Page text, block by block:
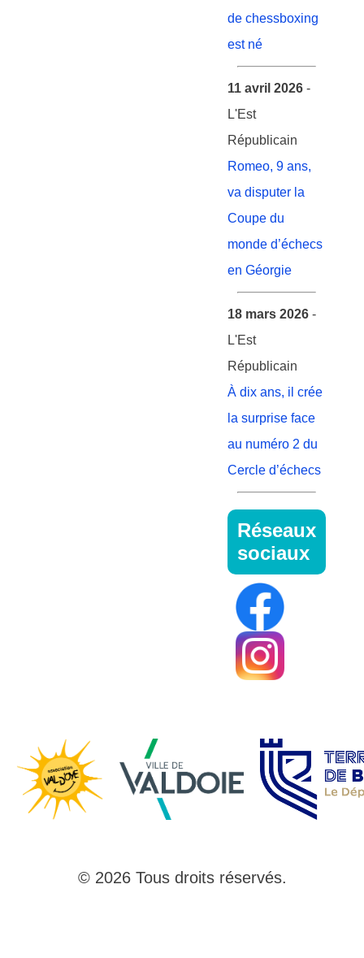
de chessboxing
est né
11 avril 2026 -
L'Est
Républicain
Romeo, 9 ans,
va disputer la
Coupe du
monde d’échecs
en Géorgie
18 mars 2026 -
L'Est
Républicain
À dix ans, il crée
la surprise face
au numéro 2 du
Cercle d’échecs
Réseaux
sociaux
© 2026 Tous droits réservés.